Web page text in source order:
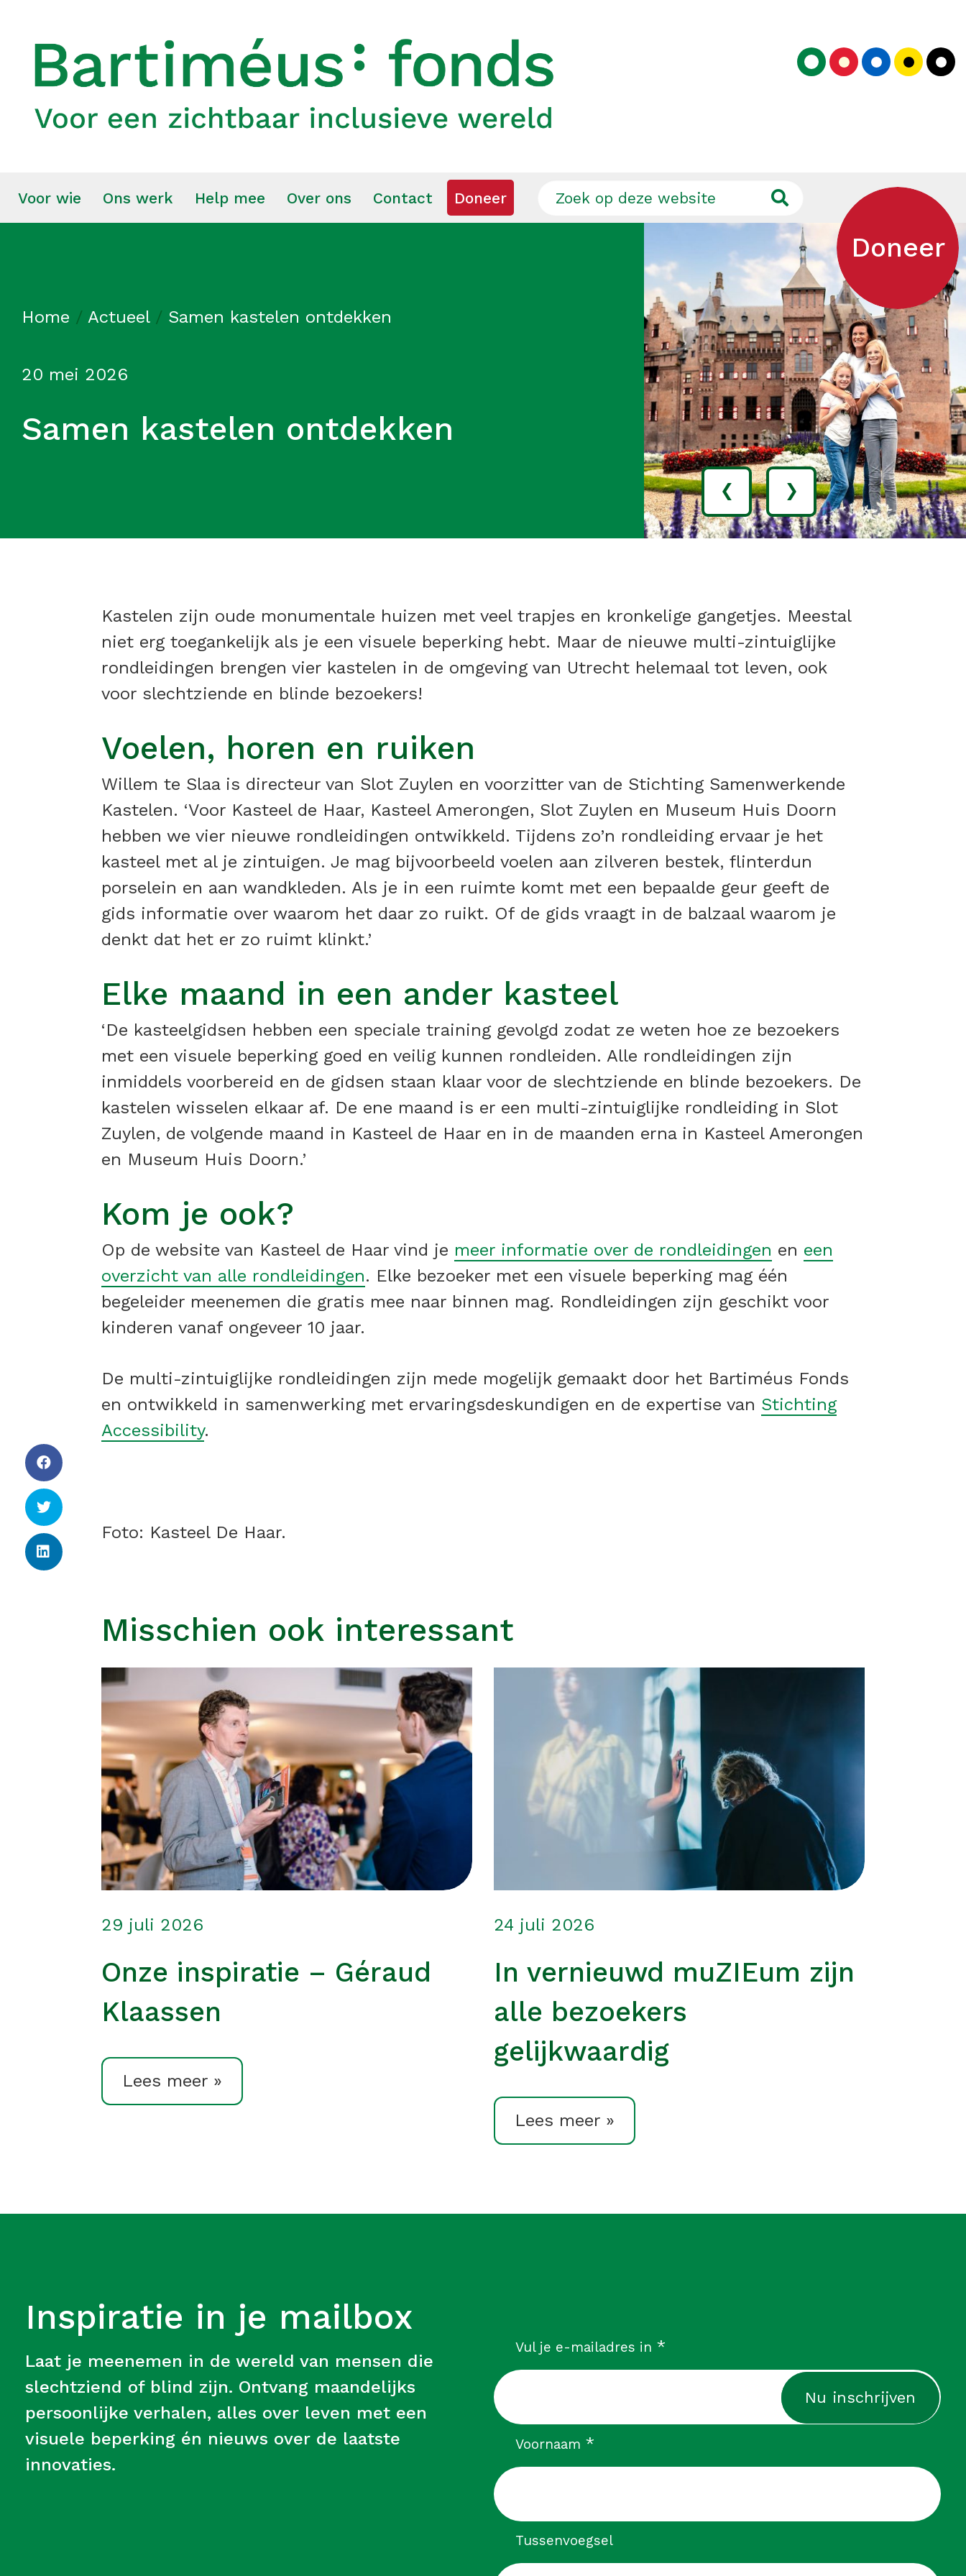
Voor wie Ons werk Help mee Over ons Contact Doneer
Doneer
Home / Actueel/ Samen kastelen ontdekken
Samen kastelen ontdekken
20 mei 2026
‹ ›
Kastelen zijn oude monumentale huizen met veel trapjes en kronkelige gangetjes. Meestal
niet erg toegankelijk als je een visuele beperking hebt. Maar de nieuwe multi-zintuiglijke
rondleidingen brengen vier kastelen in de omgeving van Utrecht helemaal tot leven, ook
voor slechtziende en blinde bezoekers!
Voelen, horen en ruiken
Willem te Slaa is directeur van Slot Zuylen en voorzitter van de Stichting Samenwerkende
Kastelen. ‘Voor Kasteel de Haar, Kasteel Amerongen, Slot Zuylen en Museum Huis Doorn
hebben we vier nieuwe rondleidingen ontwikkeld. Tijdens zo’n rondleiding ervaar je het
kasteel met al je zintuigen. Je mag bijvoorbeeld voelen aan zilveren bestek, flinterdun
porselein en aan wandkleden. Als je in een ruimte komt met een bepaalde geur geeft de
gids informatie over waarom het daar zo ruikt. Of de gids vraagt in de balzaal waarom je
denkt dat het er zo ruimt klinkt.’
Elke maand in een ander kasteel
‘De kasteelgidsen hebben een speciale training gevolgd zodat ze weten hoe ze bezoekers
met een visuele beperking goed en veilig kunnen rondleiden. Alle rondleidingen zijn
inmiddels voorbereid en de gidsen staan klaar voor de slechtziende en blinde bezoekers. De
kastelen wisselen elkaar af. De ene maand is er een multi-zintuiglijke rondleiding in Slot
Zuylen, de volgende maand in Kasteel de Haar en in de maanden erna in Kasteel Amerongen
en Museum Huis Doorn.’
Kom je ook?
Op de website van Kasteel de Haar vind je meer informatie over de rondleidingen en een
overzicht van alle rondleidingen. Elke bezoeker met een visuele beperking mag één
begeleider meenemen die gratis mee naar binnen mag. Rondleidingen zijn geschikt voor
kinderen vanaf ongeveer 10 jaar.
De multi-zintuiglijke rondleidingen zijn mede mogelijk gemaakt door het Bartiméus Fonds
en ontwikkeld in samenwerking met ervaringsdeskundigen en de expertise van Stichting
Accessibility.
Foto: Kasteel De Haar.
Misschien ook interessant
Onze inspiratie – Géraud
Klaassen
29 juli 2026
Lees meer »
In vernieuwd muZIEum zijn
alle bezoekers
gelijkwaardig
24 juli 2026
Lees meer »
Inspiratie in je mailbox
Laat je meenemen in de wereld van mensen die
slechtziend of blind zijn. Ontvang maandelijks
persoonlijke verhalen, alles over leven met een
visuele beperking én nieuws over de laatste
innovaties.
Vul je e-mailadres in *verplicht
Voornaam *verplicht
Tussenvoegsel